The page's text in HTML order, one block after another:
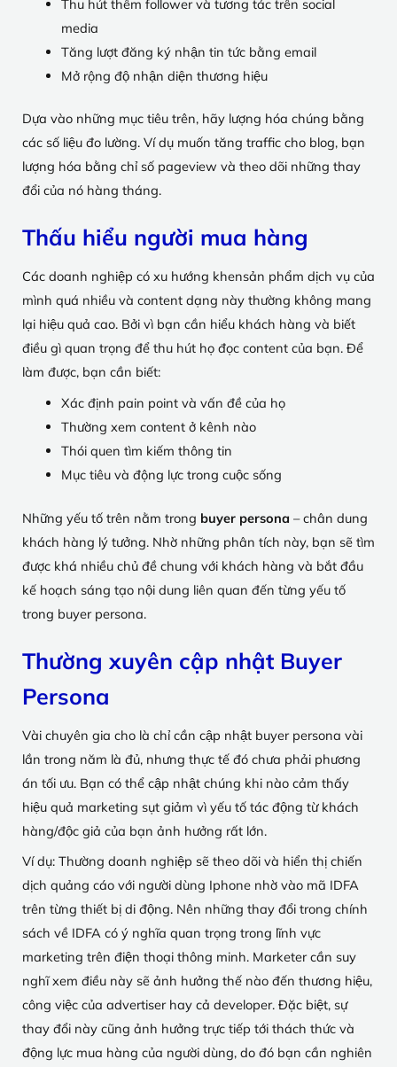
Thu hút thêm follower và tương tác trên social
media
Tăng lượt đăng ký nhận tin tức bằng email
Mở rộng độ nhận diện thương hiệu
Dựa vào những mục tiêu trên, hãy lượng hóa chúng bằng
các số liệu đo lường. Ví dụ muốn tăng traffic cho blog, bạn
lượng hóa bằng chỉ số pageview và theo dõi những thay
đổi của nó hàng tháng.
Thấu hiểu người mua hàng
Các doanh nghiệp có xu hướng khensản phẩm dịch vụ của
mình quá nhiều và content dạng này thường không mang
lại hiệu quả cao. Bởi vì bạn cần hiểu khách hàng và biết
điều gì quan trọng để thu hút họ đọc content của bạn. Để
làm được, bạn cần biết:
Xác định pain point và vấn đề của họ
Thường xem content ở kênh nào
Thói quen tìm kiếm thông tin
Mục tiêu và động lực trong cuộc sống
Những yếu tố trên nằm trong buyer persona – chân dung
khách hàng lý tưởng. Nhờ những phân tích này, bạn sẽ tìm
được khá nhiều chủ đề chung với khách hàng và bắt đầu
kế hoạch sáng tạo nội dung liên quan đến từng yếu tố
trong buyer persona.
Thường xuyên cập nhật Buyer
Persona
Vài chuyên gia cho là chỉ cần cập nhật buyer persona vài
lần trong năm là đủ, nhưng thực tế đó chưa phải phương
án tối ưu. Bạn có thể cập nhật chúng khi nào cảm thấy
hiệu quả marketing sụt giảm vì yếu tố tác động từ khách
hàng/độc giả của bạn ảnh hưởng rất lớn.
Ví dụ: Thường doanh nghiệp sẽ theo dõi và hiển thị chiến
dịch quảng cáo với người dùng Iphone nhờ vào mã IDFA
trên từng thiết bị di động. Nên những thay đổi trong chính
sách về IDFA có ý nghĩa quan trọng trong lĩnh vực
marketing trên điện thoại thông minh. Marketer cần suy
nghĩ xem điều này sẽ ảnh hưởng thế nào đến thương hiệu,
công việc của advertiser hay cả developer. Đặc biệt, sự
thay đổi này cũng ảnh hưởng trực tiếp tới thách thức và
động lực mua hàng của người dùng, do đó bạn cần nghiên